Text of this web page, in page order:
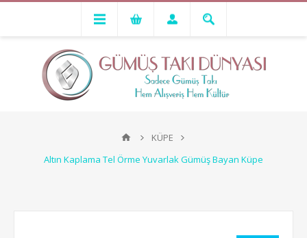
KÜPE
Altın Kaplama Tel Örme Yuvarlak Gümüş Bayan Küpe